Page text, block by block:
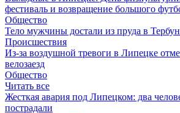
фестиваль и возвращение большого
Общество
Тело мужчины достали из пруда в
Происшествия
Из-за воздушной тревоги в Липецке
велозаезд
Общество
Читать все
Жесткая авария под Липецком: два
пострадали